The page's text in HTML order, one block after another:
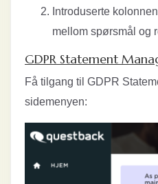
Introduserte
mellom spørsmål og
GDPR Statement
Få tilgang til GDPR
sidemenyen: